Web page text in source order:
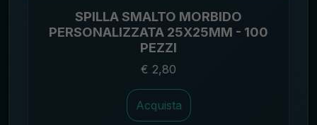
SPILLA SMALTO MORBIDO
PERSONALIZZATA 25X25MM - 100
PEZZI
€ 2,80
Acquista